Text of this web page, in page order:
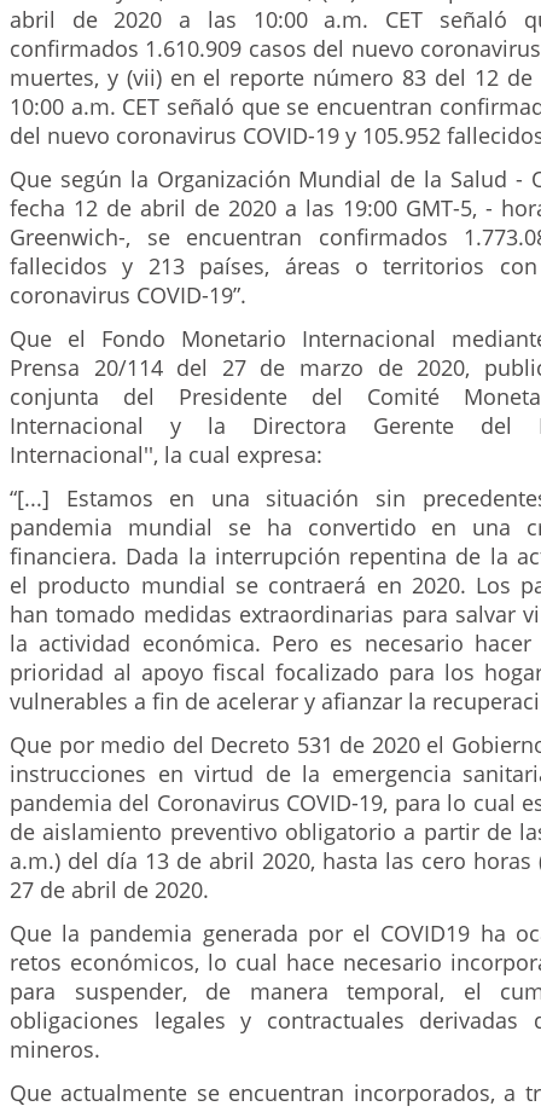
abril de 2020 a las 10:00 a.m. CET señaló
confirmados 1.610.909 casos del nuevo
muertes, y (vii) en el reporte número 83 del 12
10:00 a.m. CET señaló que se encuentran
del nuevo coronavirus COVID-19 y 105.952
Que según la Organización Mundial de la Salud -
fecha 12 de abril de 2020 a las 19:00 GMT-5, -
Greenwich-, se encuentran confirmados
fallecidos y 213 países, áreas o territorios
coronavirus COVID-19”.
Que el Fondo Monetario Internacional
Prensa 20/114 del 27 de marzo de 2020,
conjunta del Presidente del Comité
Internacional y la Directora Gerente del
Internacional'', la cual expresa:
“[...] Estamos en una situación sin
pandemia mundial se ha convertido en una
financiera. Dada la interrupción repentina de la
el producto mundial se contraerá en 2020. Los
han tomado medidas extraordinarias para salvar
la actividad económica. Pero es necesario
prioridad al apoyo fiscal focalizado para los
vulnerables a fin de acelerar y afianzar la
Que por medio del Decreto 531 de 2020 el
instrucciones en virtud de la emergencia
pandemia del Coronavirus COVID-19, para lo cual
de aislamiento preventivo obligatorio a partir de
a.m.) del día 13 de abril 2020, hasta las cero horas
27 de abril de 2020.
Que la pandemia generada por el COVID19 ha
retos económicos, lo cual hace necesario
para suspender, de manera temporal, el
obligaciones legales y contractuales derivadas
mineros.
Que actualmente se encuentran incorporados, a